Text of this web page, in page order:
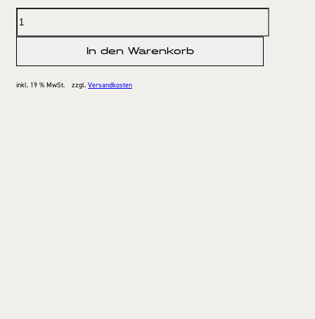
In den Warenkorb
inkl. 19 % MwSt. zzgl. Versandkosten